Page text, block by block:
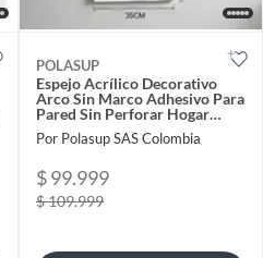
POLASUP
Espejo Acrílico Decorativo
Arco Sin Marco Adhesivo Para
Pared Sin Perforar Hogar
Elegante 120cm
Por Polasup SAS Colombia
$ 99.999
$ 109.999